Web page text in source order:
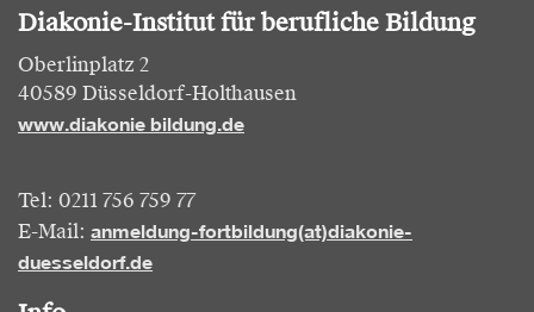
Diakonie-Institut für berufliche Bildung
Oberlinplatz 2
40589 Düsseldorf-Holthausen
www.diakonie bildung.de
Tel: 0211 756 759 77
E-Mail: anmeldung-fortbildung(at)diakonie-
duesseldorf.de